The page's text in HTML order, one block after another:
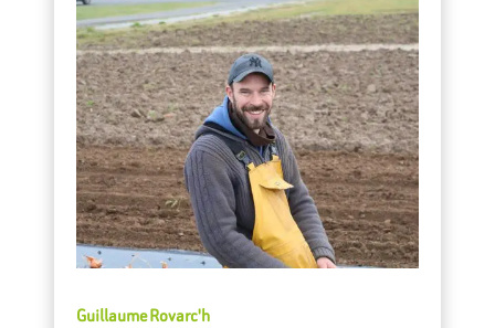
Guillaume Rovarc'h